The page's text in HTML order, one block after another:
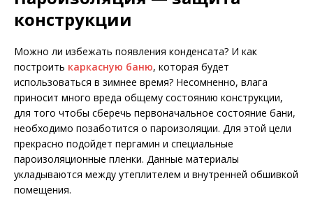
конструкции
Можно ли избежать появления конденсата? И как
построить каркасную баню, которая будет
использоваться в зимнее время? Несомненно, влага
приносит много вреда общему состоянию конструкции,
для того чтобы сберечь первоначальное состояние бани,
необходимо позаботится о пароизоляции. Для этой цели
прекрасно подойдет пергамин и специальные
пароизоляционные пленки. Данные материалы
укладываются между утеплителем и внутренней обшивкой
помещения.